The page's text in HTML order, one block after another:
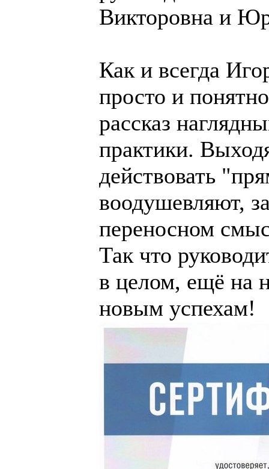
Викторовна и
Как и всегда
просто и
рассказ
практики.
действовать
воодушевляют,
переносном
Так что
в целом, ещё на
новым успехам!